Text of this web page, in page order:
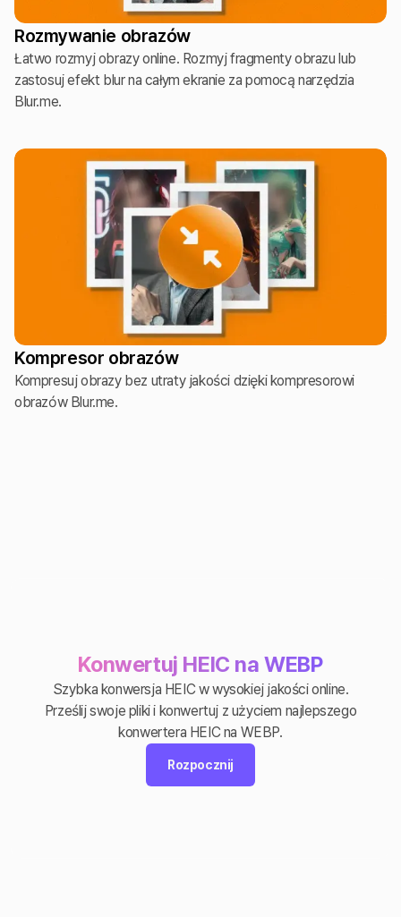
Rozmywanie obrazów
Łatwo rozmyj obrazy online. Rozmyj fragmenty obrazu lub
zastosuj efekt blur na całym ekranie za pomocą narzędzia
Blur.me.
Kompresor obrazów
Kompresuj obrazy bez utraty jakości dzięki kompresorowi
obrazów Blur.me.
Konwertuj HEIC na WEBP
Szybka konwersja HEIC w wysokiej jakości online.
Prześlij swoje pliki i konwertuj z użyciem najlepszego
konwertera HEIC na WEBP.
Rozpocznij